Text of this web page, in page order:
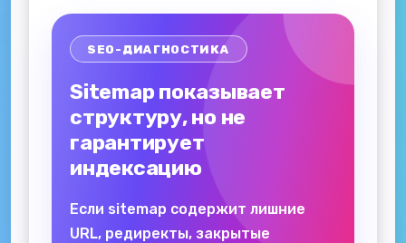
SEO-ДИАГНОСТИКА
Sitemap показывает
структуру, но не
гарантирует
индексацию
Если sitemap содержит лишние
URL, редиректы, закрытые